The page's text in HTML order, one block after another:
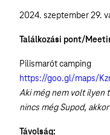
2024. szeptember 29.
Találkozási pont/
Pilismarót camping
https://goo.gl/maps/
Aki még nem volt ilyen
nincs még Supod,
Távolság: